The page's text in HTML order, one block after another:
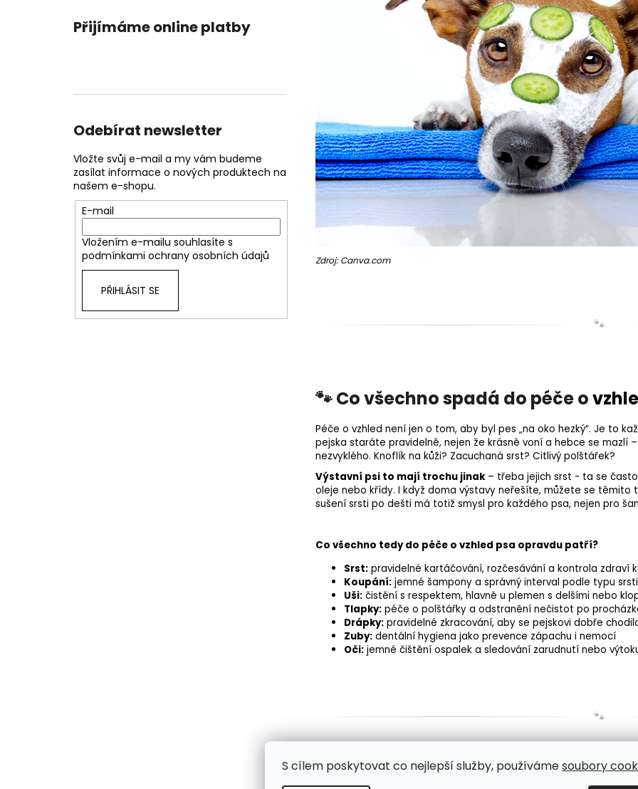
S cílem poskytovat co nejlepší služby, používámesoubory
Přijímáme online platby
Odebírat newsletter
Vložte svůj e-mail a my vám budeme
zasílat informace o nových produktech na
našem e-shopu.
E-mail
Vložením e-mailu souhlasíte s
podmínkami ochrany osobních údajů
PŘIHLÁSIT SE
Zdroj: Canva.com
🐾
🐾 Co všechno spadá do péče o
Péče o vzhled není jen o tom, aby byl pes „na oko hezký“. Je to
pejska staráte pravidelně, nejen že krásně voní a hebce se mazlí
nezvyklého. Knoflík na kůži? Zacuchaná srst? Citlivý polštářek?
Výstavní psi to mají trochu jinak– třeba jejich srst - ta se
oleje nebo křídy. I když doma výstavy neřešíte, můžete se
sušení srsti po dešti má totiž smysl pro každého psa, nejen pro
Co všechno tedy do péče o vzhled psa opravdu patří?
Srst: pravidelné kartáčování, rozčesávání a kontrola zdraví
Koupání: jemné šampony a správný interval podle typu
Uši: čistění s respektem, hlavně u plemen s delšími nebo
Tlapky: péče o polštářky a odstranění nečistot po
Drápky: pravidelné zkracování, aby se pejskovi dobře
Zuby: dentální hygiena jako prevence zápachu i nemocí
Oči: jemné čištění ospalek a sledování zarudnutí nebo
🐾